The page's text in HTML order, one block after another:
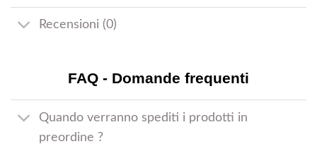
Recensioni (0)
FAQ - Domande frequenti
Quando verranno spediti i prodotti in
preordine ?